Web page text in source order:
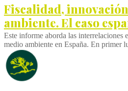
Fiscalidad,
ambiente. El caso
Este informe aborda las
medio ambiente en España. En primer